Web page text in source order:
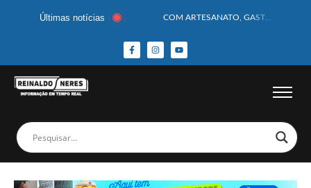
Últimas notícias
HOMEM CAI DE CACHOEIRA DE 40 METROS AO TENTAR FAZER FOTO
CORPOS DAS SEIS VÍTIMAS DE ACIDENTE COM LANCHA SÃO VELADOS; SAIBA COMO FOI